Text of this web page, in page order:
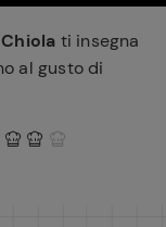
ti insegna
al gusto di